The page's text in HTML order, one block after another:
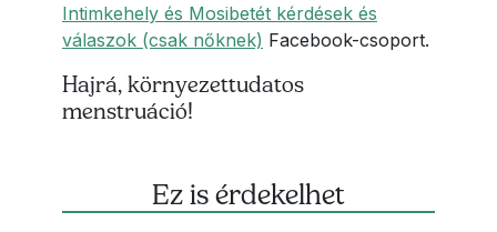
Intimkehely és Mosibetét kérdések és
válaszok (csak nőknek) Facebook-csoport.
Hajrá, környezettudatos
menstruáció!
Ez is érdekelhet